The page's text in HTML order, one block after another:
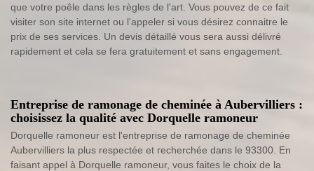
que votre poêle dans les règles de l'art. Vous pouvez de ce fait
visiter son site internet ou l'appeler si vous désirez connaitre le
prix de ses services. Un devis détaillé vous sera aussi délivré
rapidement et cela se fera gratuitement et sans engagement.
Entreprise de ramonage de cheminée à Aubervilliers :
choisissez la qualité avec Dorquelle ramoneur
Dorquelle ramoneur est l'entreprise de ramonage de cheminée
Aubervilliers la plus respectée et recherchée dans le 93300. En
faisant appel à Dorquelle ramoneur, vous faites le choix de la